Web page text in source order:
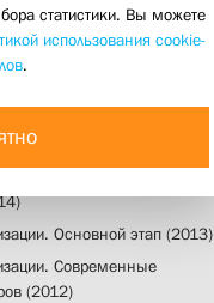
Керигматическая
и «просвещаемых»
Основной этап (2013)
Современные
(2012)
статистики. Вы можете
использования cookie-
.